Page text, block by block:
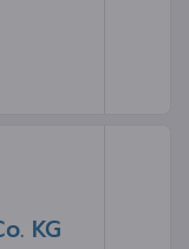
KG